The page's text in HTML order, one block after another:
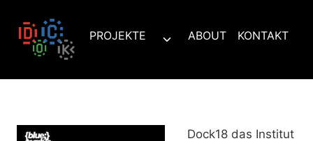
Inhalt
springen
PROJEKTE
Untermenü
ABOUT KONTAKT
Dock18 das Institut